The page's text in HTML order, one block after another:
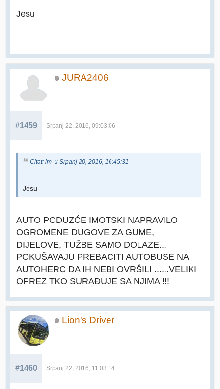
Jesu
JURA2406
#1459 Srpanj 22, 2016, 09:03:06
Citat: im u Srpanj 20, 2016, 16:45:31
Jesu
AUTO PODUZĆE IMOTSKI NAPRAVILO
OGROMENE DUGOVE ZA GUME,
DIJELOVE, TUŽBE SAMO DOLAZE...
POKUŠAVAJU PREBACITI AUTOBUSE NA
AUTOHERC DA IH NEBI OVRŠILI ......VELIKI
OPREZ TKO SURAĐUJE SA NJIMA !!!
Lion's Driver
#1460 Srpanj 22, 2016, 11:03:14